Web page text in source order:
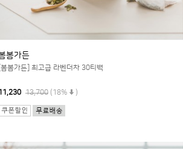
봄가든
봄가든] 최고급 라벤더차 30티백
13,700 (18% )